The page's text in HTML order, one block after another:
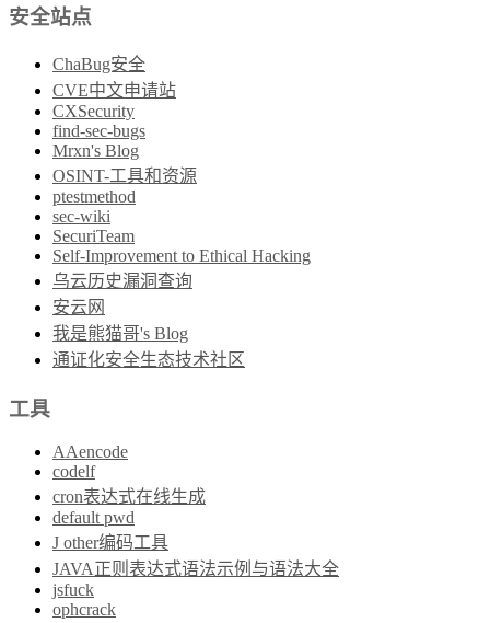
安全站点
ChaBug安全
CVE中文申请站
CXSecurity
find-sec-bugs
Mrxn's Blog
OSINT-工具和资源
ptestmethod
sec-wiki
SecuriTeam
Self-Improvement to Ethical Hacking
乌云历史漏洞查询
安云网
我是熊猫哥's Blog
通证化安全生态技术社区
工具
AAencode
codelf
cron表达式在线生成
default pwd
J other编码工具
JAVA正则表达式语法示例与语法大全
jsfuck
ophcrack